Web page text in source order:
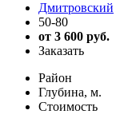
Дмитровский
50-80
от 3 600 руб.
Заказать
Район
Глубина, м.
Стоимость